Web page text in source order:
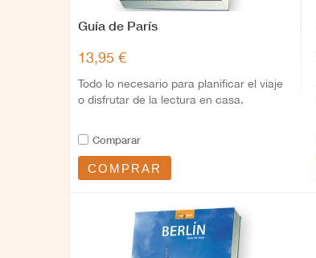
Guía de París
13,95 €
Todo lo necesario para planificar el viaje
o disfrutar de la lectura en casa.
Comparar
COMPRAR